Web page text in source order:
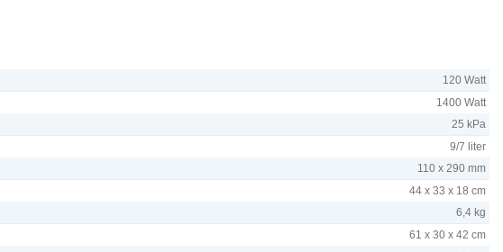
120 Watt
1400 Watt
25 kPa
9/7 liter
110 x 290 mm
44 x 33 x 18 cm
6,4 kg
61 x 30 x 42 cm